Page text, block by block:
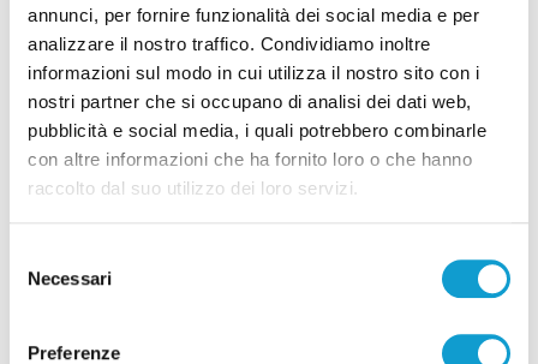
annunci, per fornire funzionalità dei social media e per
analizzare il nostro traffico. Condividiamo inoltre
informazioni sul modo in cui utilizza il nostro sito con i
nostri partner che si occupano di analisi dei dati web,
pubblicità e social media, i quali potrebbero combinarle
con altre informazioni che ha fornito loro o che hanno
raccolto dal suo utilizzo dei loro servizi.
delNecessari
Preferenze
Pubblicità